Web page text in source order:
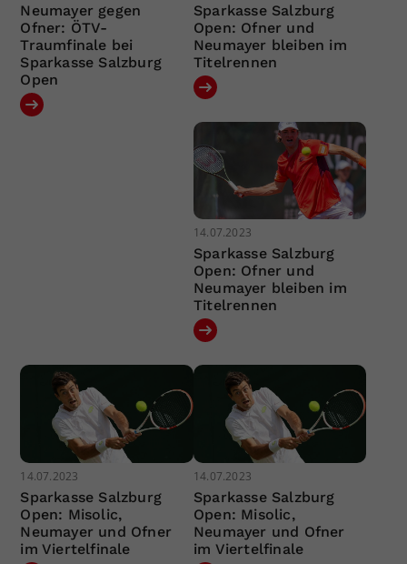
Neumayer gegen
Ofner: ÖTV-
Traumfinale bei
Sparkasse Salzburg
Open
Sparkasse Salzburg
Open: Ofner und
Neumayer bleiben im
Titelrennen
14.07.2023
Sparkasse Salzburg
Open: Ofner und
Neumayer bleiben im
Titelrennen
14.07.2023
Sparkasse Salzburg
Open: Misolic,
Neumayer und Ofner
im Viertelfinale
14.07.2023
Sparkasse Salzburg
Open: Misolic,
Neumayer und Ofner
im Viertelfinale